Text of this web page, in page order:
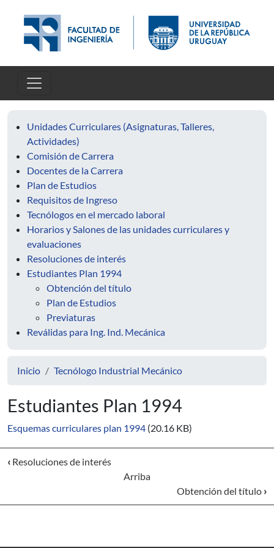
Unidades Curriculares (Asignaturas, Talleres,
Actividades)
Comisión de Carrera
Docentes de la Carrera
Plan de Estudios
Requisitos de Ingreso
Tecnólogos en el mercado laboral
Horarios y Salones de las unidades curriculares y
evaluaciones
Resoluciones de interés
Estudiantes Plan 1994
Obtención del título
Plan de Estudios
Previaturas
Reválidas para Ing. Ind. Mecánica
Inicio Tecnólogo Industrial Mecánico
Estudiantes Plan 1994
Esquemas curriculares plan 1994 (20.16 KB)
‹ Resoluciones de interés
Arriba
Obtención del título ›